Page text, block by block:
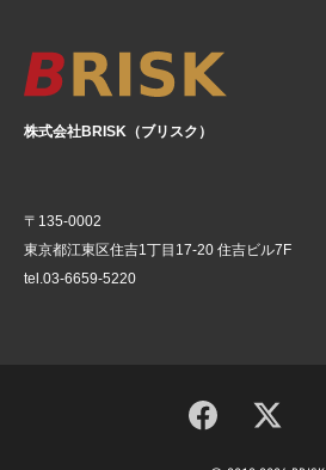
株式会社BRISK（ブリスク）
〒135-0002
東京都江東区住吉1丁目17-20 住吉ビル7F
tel.03-6659-5220